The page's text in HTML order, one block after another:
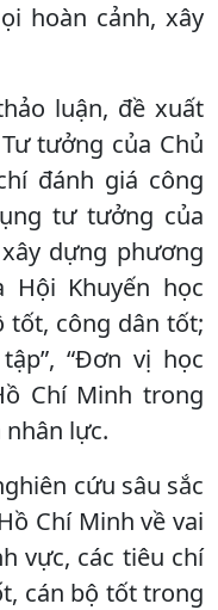
hoàn cảnh, xây
luận, đề xuất
tưởng của Chủ
đánh giá công
tư tưởng của
dựng phương
Khuyến học
tốt, công dân tốt;
“Đơn vị học
Chí Minh trong
lực.
cứu sâu sắc
Chí Minh về vai
vực, các tiêu chí
cán bộ tốt trong